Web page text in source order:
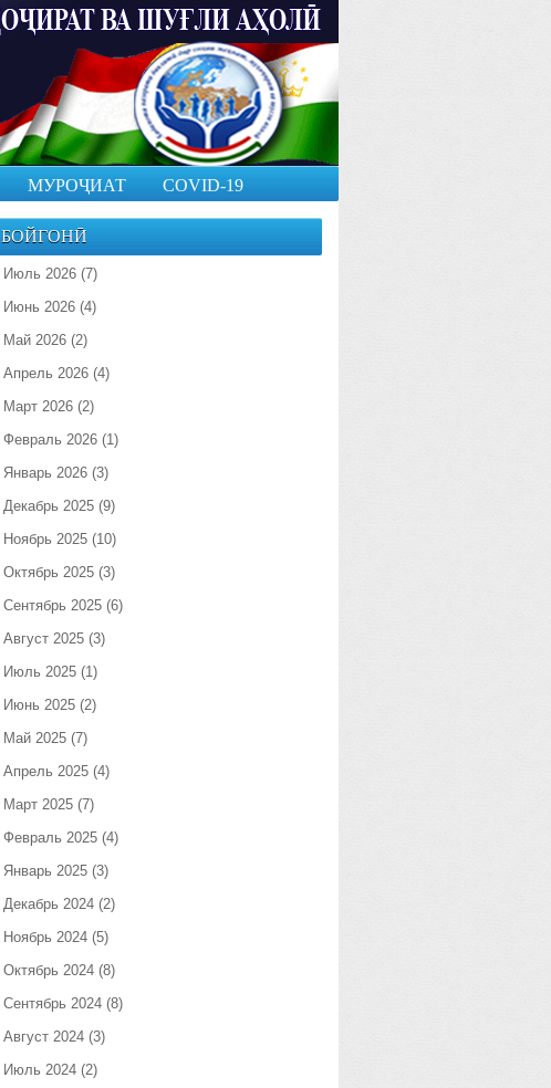
МУРОҶИАТ COVID-19
БОЙГОНӢ
Июль 2026 (7)
Июнь 2026 (4)
Май 2026 (2)
Апрель 2026 (4)
Март 2026 (2)
Февраль 2026 (1)
Январь 2026 (3)
Декабрь 2025 (9)
Ноябрь 2025 (10)
Октябрь 2025 (3)
Сентябрь 2025 (6)
Август 2025 (3)
Июль 2025 (1)
Июнь 2025 (2)
Май 2025 (7)
Апрель 2025 (4)
Март 2025 (7)
Февраль 2025 (4)
Январь 2025 (3)
Декабрь 2024 (2)
Ноябрь 2024 (5)
Октябрь 2024 (8)
Сентябрь 2024 (8)
Август 2024 (3)
Июль 2024 (2)